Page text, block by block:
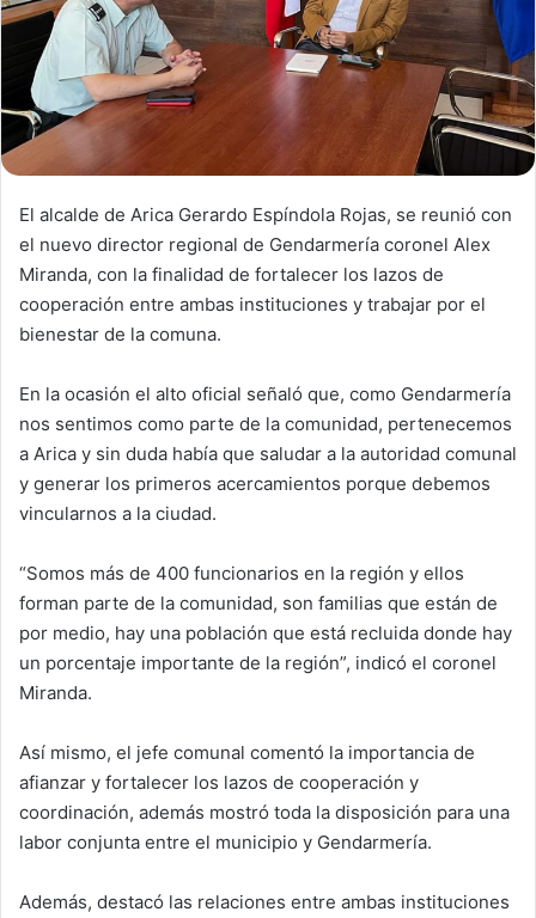
i
l
El alcalde de Arica Gerardo Espíndola Rojas, se reunió con
el nuevo director regional de Gendarmería coronel Alex
Miranda, con la finalidad de fortalecer los lazos de
cooperación entre ambas instituciones y trabajar por el
bienestar de la comuna.
En la ocasión el alto oficial señaló que, como Gendarmería
nos sentimos como parte de la comunidad, pertenecemos
a Arica y sin duda había que saludar a la autoridad comunal
y generar los primeros acercamientos porque debemos
vincularnos a la ciudad.
“Somos más de 400 funcionarios en la región y ellos
forman parte de la comunidad, son familias que están de
por medio, hay una población que está recluida donde hay
un porcentaje importante de la región”, indicó el coronel
Miranda.
Así mismo, el jefe comunal comentó la importancia de
afianzar y fortalecer los lazos de cooperación y
coordinación, además mostró toda la disposición para una
labor conjunta entre el municipio y Gendarmería.
Además, destacó las relaciones entre ambas instituciones